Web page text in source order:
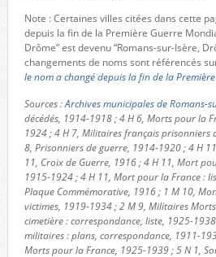
Note : Certaines villes citées dans cette
depuis la fin de la Première Guerre
Drôme” est devenu “Romans-sur-Isère,
changements de noms sont référencés
le nom a changé depuis la fin de la
Sources :Archives municipales de Romans-
décédés, 1914-1918 ; 4 H 6, Morts pour la
1924 ; 4 H 7, Militaires français prisonniers
8, Prisonniers de guerre, 1914-1920 ; 4 H
11, Croix de Guerre, 1916 ; 4 H 11, Mort
1915-1924 ; 4 H 11, Mort pour la France :
Plaque Commémorative, 1916 ; 1 M 10,
victimes, 1919-1934 ; 2 M 9, Militaires
cimetière : correspondance, liste, 1925-
militaires : plans, correspondance, 1911-
Morts pour la France, 1925-1939 ; 5 N 1,